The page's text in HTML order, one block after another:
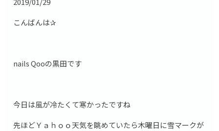
こんばんは✰
nails Qooの黒田です
今日は風が冷たくて寒かったですね
先ほどＹａｈｏｏ天気を眺めていたら木曜日に雪マークが